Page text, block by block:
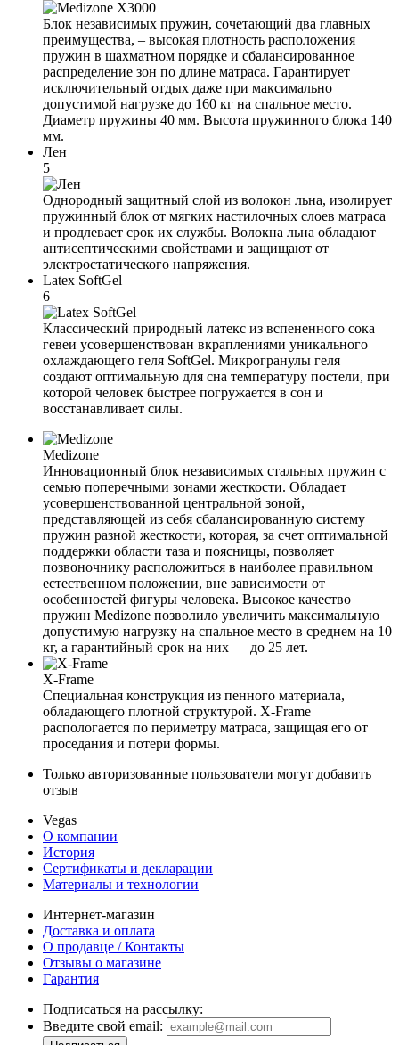
Блок независимых пружин, сочетающий два главных
преимущества, – высокая плотность расположения
пружин в шахматном порядке и сбалансированное
распределение зон по длине матраса. Гарантирует
исключительный отдых даже при максимально
допустимой нагрузке до 160 кг на спальное место.
Диаметр пружины 40 мм. Высота пружинного блока 140
мм.
Лен
5
Однородный защитный слой из волокон льна, изолирует
пружинный блок от мягких настилочных слоев матраса
и продлевает срок их службы. Волокна льна обладают
антисептическими свойствами и защищают от
электростатического напряжения.
Latex SoftGel
6
Классический природный латекс из вспененного сока
гевеи усовершенствован вкраплениями уникального
охлаждающего геля SoftGel. Микрогранулы геля
создают оптимальную для сна температуру постели, при
которой человек быстрее погружается в сон и
восстанавливает силы.
Medizone
Инновационный блок независимых стальных пружин с
семью поперечными зонами жесткости. Обладает
усовершенствованной центральной зоной,
представляющей из себя сбалансированную систему
пружин разной жесткости, которая, за счет оптимальной
поддержки области таза и поясницы, позволяет
позвоночнику расположиться в наиболее правильном
естественном положении, вне зависимости от
особенностей фигуры человека. Высокое качество
пружин Medizone позволило увеличить максимальную
допустимую нагрузку на спальное место в среднем на 10
кг, а гарантийный срок на них — до 25 лет.
X-Frame
Специальная конструкция из пенного материала,
обладающего плотной структурой. X-Frame
распологается по периметру матраса, защищая его от
проседания и потери формы.
Только авторизованные пользователи могут добавить
отзыв
Vegas
О компании
История
Сертификаты и декларации
Материалы и технологии
Интернет-магазин
Доставка и оплата
О продавце / Контакты
Отзывы о магазине
Гарантия
Подписаться на рассылку:
Введите свой email: